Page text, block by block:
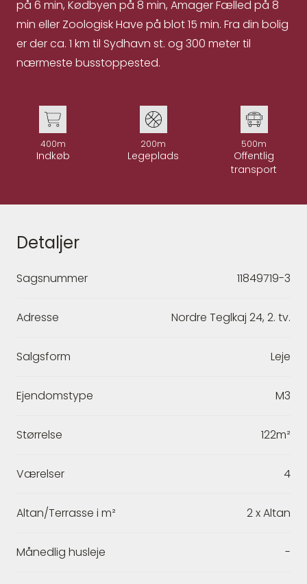
på 6 min, Kødbyen på 8 min, Amager Fælled på 8
min eller Zoologisk Have på blot 15 min. Fra din bolig
er der ca. 1 km til Sydhavn st. og 300 meter til
nærmeste busstoppested.
400m
Indkøb
200m
Legeplads
500m
Offentlig
transport
Detaljer
Sagsnummer 11849719-3
Adresse Nordre Teglkaj 24, 2. tv.
Salgsform Leje
Ejendomstype M3
Størrelse 122m²
Værelser 4
Altan/Terrasse i m² 2 x Altan
Månedlig husleje -